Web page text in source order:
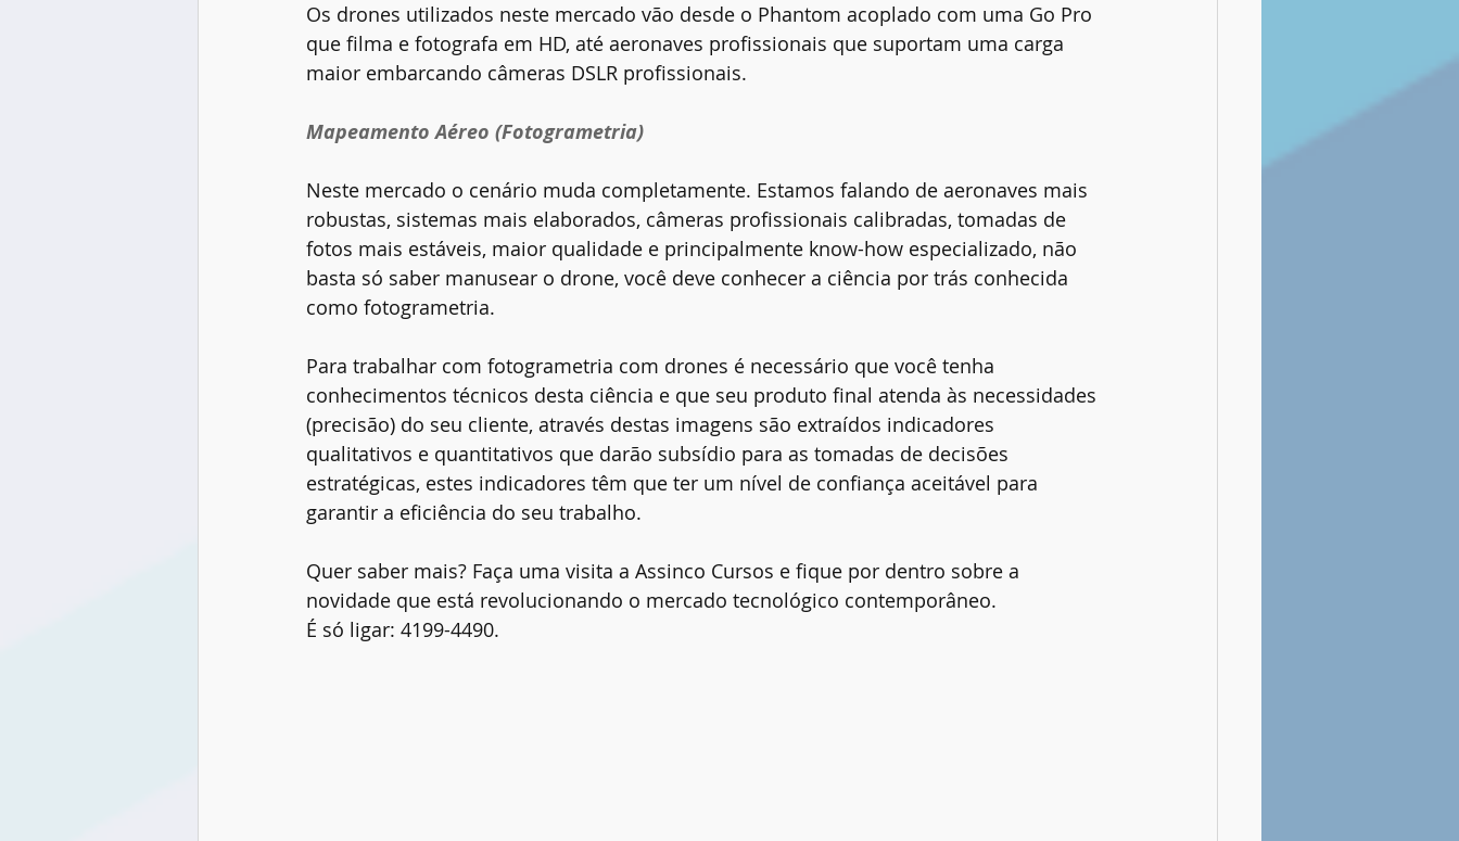
Os drones utilizados neste mercado vão desde o Phantom acoplado com uma Go Pro
que filma e fotografa em HD, até aeronaves profissionais que suportam uma carga
maior embarcando câmeras DSLR profissionais.
Mapeamento Aéreo (Fotogrametria)
Neste mercado o cenário muda completamente. Estamos falando de aeronaves mais
robustas, sistemas mais elaborados, câmeras profissionais calibradas, tomadas de
fotos mais estáveis, maior qualidade e principalmente know-how especializado, não
basta só saber manusear o drone, você deve conhecer a ciência por trás conhecida
como fotogrametria.
Para trabalhar com fotogrametria com drones é necessário que você tenha
conhecimentos técnicos desta ciência e que seu produto final atenda às necessidades
(precisão) do seu cliente, através destas imagens são extraídos indicadores
qualitativos e quantitativos que darão subsídio para as tomadas de decisões
estratégicas, estes indicadores têm que ter um nível de confiança aceitável para
garantir a eficiência do seu trabalho.
Quer saber mais? Faça uma visita a Assinco Cursos e fique por dentro sobre a
novidade que está revolucionando o mercado tecnológico contemporâneo.
É só ligar: 4199-4490.